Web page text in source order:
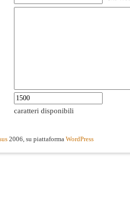
caratteri disponibili
2006, su piattaforma WordPress